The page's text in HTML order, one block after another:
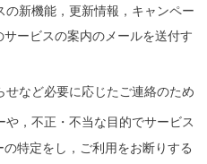
の新機能，更新情報，キャンペー
ービスの案内のメールを送付す
せなど必要に応じたご連絡のため
，不正・不当な目的でサービス
特定をし，ご利用をお断りする